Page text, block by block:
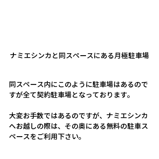
ナミエシンカと同スペースにある月極駐車場
同スペース内にこのように駐車場はあるので
すが全て契約駐車場となっております。
大変お手数ではあるのですが、ナミエシンカ
へお越しの際は、その奥にある無料の駐車ス
ペースをご利用下さい。